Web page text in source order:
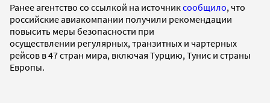
Ранее агентство со ссылкой на источниксообщило, что
российские авиакомпании получили рекомендации
повысить меры безопасности при
осуществлении регулярных, транзитных и чартерных
рейсов в 47 стран мира, включая Турцию, Тунис и страны
Европы.